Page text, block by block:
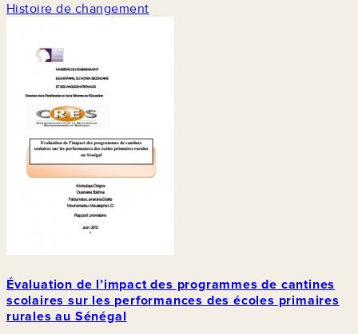
Histoire de changement
Évaluation de l’impact des programmes de cantines
scolaires sur les performances des écoles primaires
rurales au Sénégal